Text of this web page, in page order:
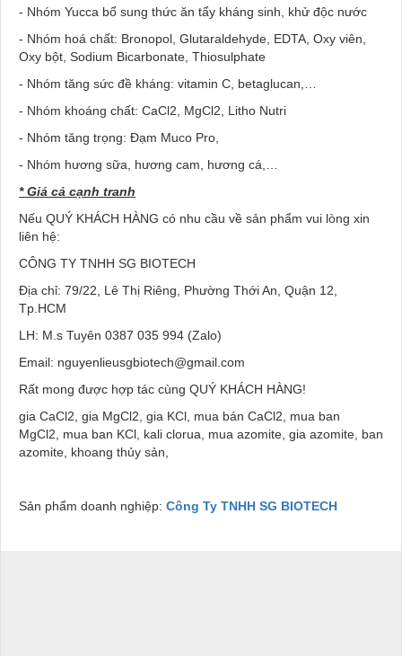
- Nhóm Yucca bổ sung thức ăn tẩy kháng sinh, khử độc nước
- Nhóm hoá chất: Bronopol, Glutaraldehyde, EDTA, Oxy viên,
Oxy bột, Sodium Bicarbonate, Thiosulphate
- Nhóm tăng sức đề kháng: vitamin C, betaglucan,…
- Nhóm khoáng chất: CaCl2, MgCl2, Litho Nutri
- Nhóm tăng trọng: Đạm Muco Pro,
- Nhóm hương sữa, hương cam, hương cá,…
* Giá cả cạnh tranh
Nếu QUÝ KHÁCH HÀNG có nhu cầu về sản phẩm vui lòng xin
liên hệ:
CÔNG TY TNHH SG BIOTECH
Địa chỉ: 79/22, Lê Thị Riêng, Phường Thới An, Quận 12,
Tp.HCM
LH: M.s Tuyên 0387 035 994 (Zalo)
Email: nguyenlieusgbiotech@gmail.com
Rất mong được hợp tác cùng QUÝ KHÁCH HÀNG!
gia CaCl2, gia MgCl2, gia KCl, mua bán CaCl2, mua ban
MgCl2, mua ban KCl, kali clorua, mua azomite, gia azomite, ban
azomite, khoang thủy sản,
Sản phẩm doanh nghiệp: Công Ty TNHH SG BIOTECH